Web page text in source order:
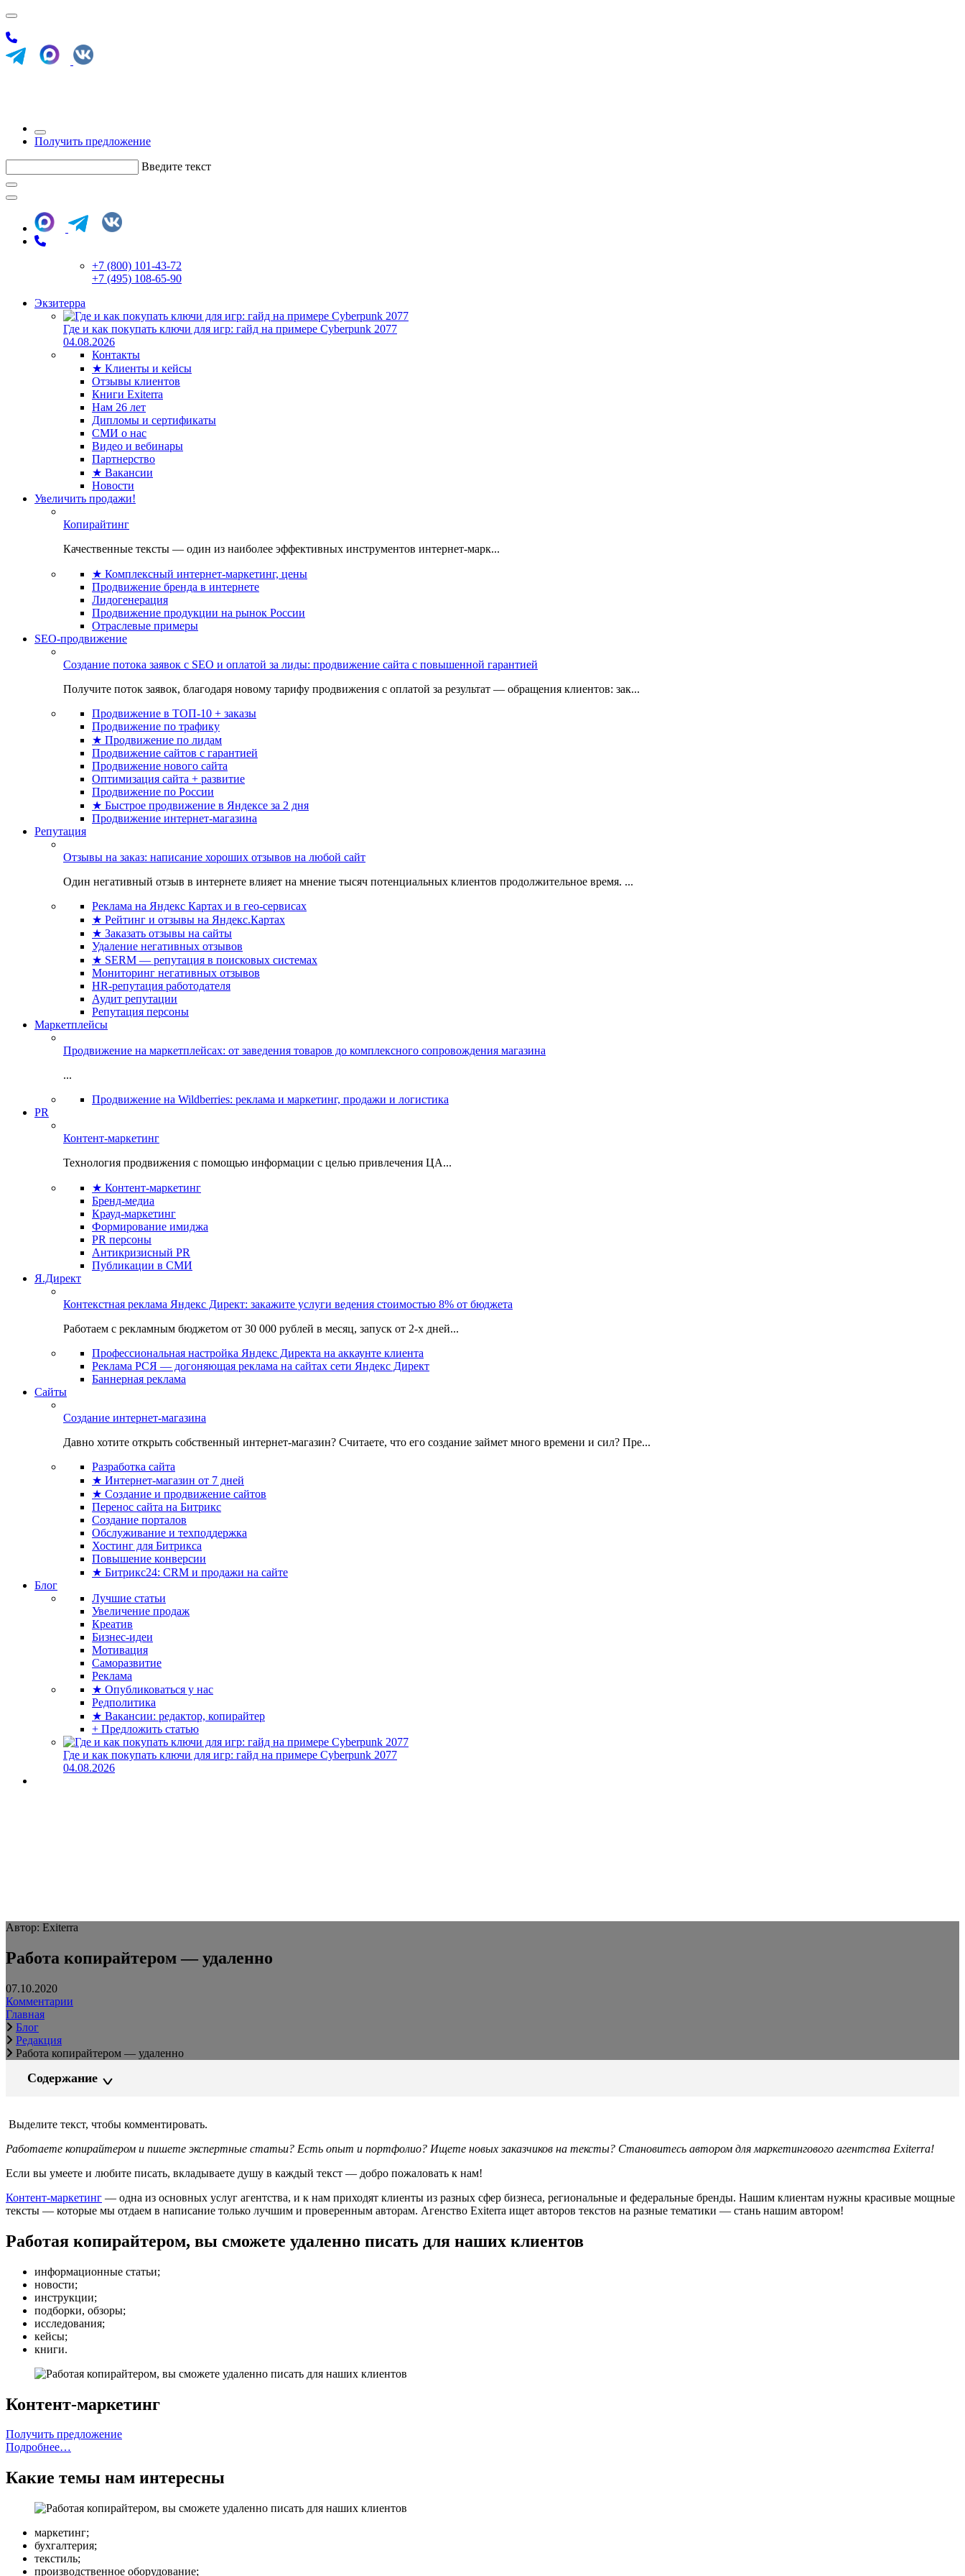
Получить предложение
Введите текст
+7 (800) 101-43-72
+7 (495) 108-65-90
Экзитерра
Где и как покупать ключи для игр: гайд на примере Cyberpunk 2077
04.08.2026
Контакты
★ Клиенты и кейсы
Отзывы клиентов
Книги Exiterra
Нам 26 лет
Дипломы и сертификаты
СМИ о нас
Видео и вебинары
Партнерство
★ Вакансии
Новости
Увеличить продажи!
Копирайтинг
Качественные тексты — один из наиболее эффективных инструментов интернет-марк...
★ Комплексный интернет-маркетинг, цены
Продвижение бренда в интернете
Лидогенерация
Продвижение продукции на рынок России
Отраслевые примеры
SEO-продвижение
Создание потока заявок с SEO и оплатой за лиды: продвижение сайта с повышенной гарантией
Получите поток заявок, благодаря новому тарифу продвижения с оплатой за результат — обращения клиентов: зак...
Продвижение в ТОП-10 + заказы
Продвижение по трафику
★ Продвижение по лидам
Продвижение сайтов с гарантией
Продвижение нового сайта
Оптимизация сайта + развитие
Продвижение по России
★ Быстрое продвижение в Яндексе за 2 дня
Продвижение интернет-магазина
Репутация
Отзывы на заказ: написание хороших отзывов на любой сайт
Один негативный отзыв в интернете влияет на мнение тысяч потенциальных клиентов продолжительное время. ...
Реклама на Яндекс Картах и в гео-сервисах
★ Рейтинг и отзывы на Яндекс.Картах
★ Заказать отзывы на сайты
Удаление негативных отзывов
★ SERM — репутация в поисковых системах
Мониторинг негативных отзывов
HR-репутация работодателя
Аудит репутации
Репутация персоны
Маркетплейсы
Продвижение на маркетплейсах: от заведения товаров до комплексного сопровождения магазина
...
Продвижение на Wildberries: реклама и маркетинг, продажи и логистика
PR
Контент-маркетинг
Технология продвижения с помощью информации с целью привлечения ЦА...
★ Контент-маркетинг
Бренд-медиа
Крауд-маркетинг
Формирование имиджа
PR персоны
Антикризисный PR
Публикации в СМИ
Я.Директ
Контекстная реклама Яндекс Директ: закажите услуги ведения стоимостью 8% от бюджета
Работаем с рекламным бюджетом от 30 000 рублей в месяц, запуск от 2-х дней...
Профессиональная настройка Яндекс Директа на аккаунте клиента
Реклама РСЯ — догоняющая реклама на сайтах сети Яндекс Директ
Баннерная реклама
Сайты
Создание интернет-магазина
Давно хотите открыть собственный интернет-магазин? Считаете, что его создание займет много времени и сил? Пре...
Разработка сайта
★ Интернет-магазин от 7 дней
★ Создание и продвижение сайтов
Перенос сайта на Битрикс
Создание порталов
Обслуживание и техподдержка
Хостинг для Битрикса
Повышение конверсии
★ Битрикс24: CRM и продажи на сайте
Блог
Лучшие статьи
Увеличение продаж
Креатив
Бизнес-идеи
Мотивация
Саморазвитие
Реклама
★ Опубликоваться у нас
Редполитика
★ Вакансии: редактор, копирайтер
+ Предложить статью
Где и как покупать ключи для игр: гайд на примере Cyberpunk 2077
04.08.2026
Автор: Exiterra
Работа копирайтером — удаленно
07.10.2020
Комментарии
Главная
Блог
Редакция
Работа копирайтером — удаленно
Содержание
Выделите текст, чтобы комментировать.
Работаете копирайтером и пишете экспертные статьи? Есть опыт и портфолио? Ищете новых заказчиков на тексты? Становитесь автором для маркетингового агентства Exiterra!
Если вы умеете и любите писать, вкладываете душу в каждый текст — добро пожаловать к нам!
Контент-маркетинг — одна из основных услуг агентства, и к нам приходят клиенты из разных сфер бизнеса, региональные и федеральные бренды. Нашим клиентам нужны красивые мощные
тексты — которые мы отдаем в написание только лучшим и проверенным авторам. Агенство Exiterra ищет авторов текстов на разные тематики — стань нашим автором!
Работая копирайтером, вы сможете удаленно писать для наших клиентов
информационные статьи;
новости;
инструкции;
подборки, обзоры;
исследования;
кейсы;
книги.
Контент-маркетинг
Получить предложение
Подробнее…
Какие темы нам интересны
маркетинг;
бухгалтерия;
текстиль;
производственное оборудование;